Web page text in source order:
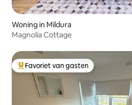
Woning in Mildura
Magnolia Cottage
Topfavoriet van gasten
Favoriet van gasten